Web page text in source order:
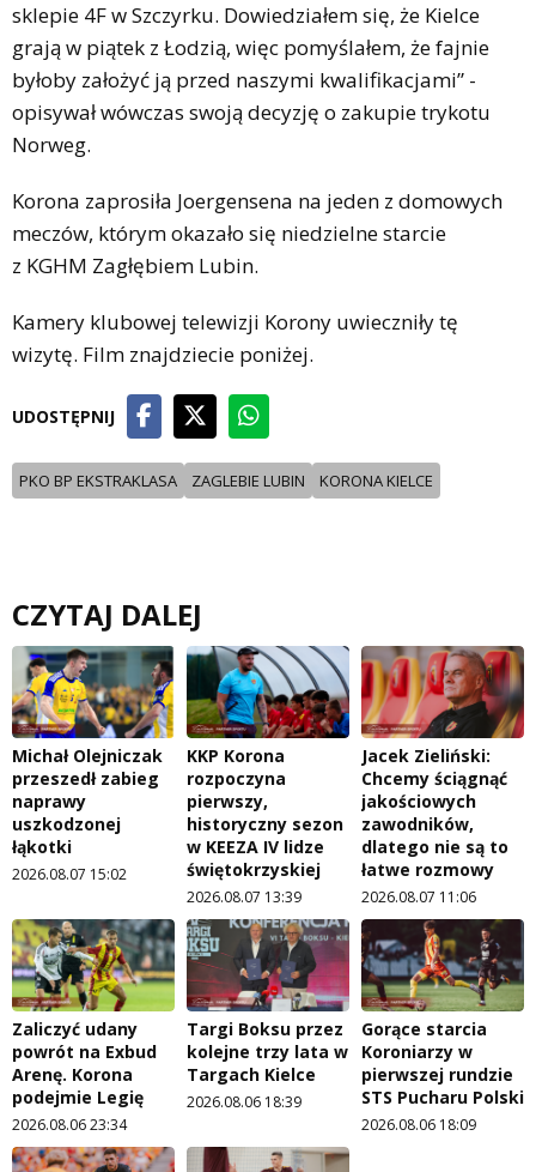
sklepie 4F w Szczyrku. Dowiedziałem się, że Kielce
grają w piątek z Łodzią, więc pomyślałem, że fajnie
byłoby założyć ją przed naszymi kwalifikacjami” -
opisywał wówczas swoją decyzję o zakupie trykotu
Norweg.
Korona zaprosiła Joergensena na jeden z domowych
meczów, którym okazało się niedzielne starcie
z KGHM Zagłębiem Lubin.
Kamery klubowej telewizji Korony uwieczniły tę
wizytę. Film znajdziecie poniżej.
UDOSTĘPNIJ
PKO BP EKSTRAKLASA ZAGLEBIE LUBIN KORONA KIELCE
CZYTAJ DALEJ
Michał Olejniczak
przeszedł zabieg
naprawy
uszkodzonej
łąkotki
2026.08.07 15:02
KKP Korona
rozpoczyna
pierwszy,
historyczny sezon
w KEEZA IV lidze
świętokrzyskiej
2026.08.07 13:39
Jacek Zieliński:
Chcemy ściągnąć
jakościowych
zawodników,
dlatego nie są to
łatwe rozmowy
2026.08.07 11:06
Zaliczyć udany
powrót na Exbud
Arenę. Korona
podejmie Legię
2026.08.06 23:34
Targi Boksu przez
kolejne trzy lata w
Targach Kielce
2026.08.06 18:39
Gorące starcia
Koroniarzy w
pierwszej rundzie
STS Pucharu Polski
2026.08.06 18:09